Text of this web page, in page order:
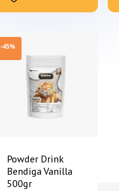
-45%
Powder Drink
Bendiga Vanilla
500gr